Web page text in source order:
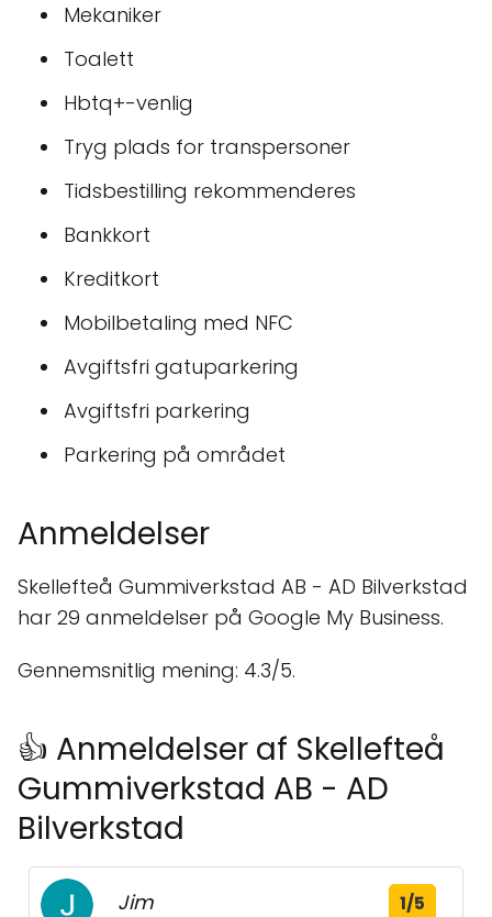
Mekaniker
Toalett
Hbtq+-venlig
Tryg plads for transpersoner
Tidsbestilling rekommenderes
Bankkort
Kreditkort
Mobilbetaling med NFC
Avgiftsfri gatuparkering
Avgiftsfri parkering
Parkering på området
Anmeldelser
Skellefteå Gummiverkstad AB - AD Bilverkstad
har 29 anmeldelser på Google My Business.
Gennemsnitlig mening: 4.3/5.
👍 Anmeldelser af Skellefteå
Gummiverkstad AB - AD
Bilverkstad
Jim 1/5